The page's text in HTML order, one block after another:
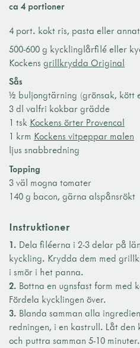
ca 4 portioner
4 port. kokt ris, pasta eller
500-600 g kycklinglårfilé eller
Kockens grillkrydda Original
Sås
½ buljongtärning (grönsak, kött
3 dl valfri kokbar grädde
1 tsk Kockens örter Provencal
1 krm Kockens vitpeppar malen
ljus snabbredning
Topping
3 väl mogna tomater
140 g bacon, gärna alspånsrökt
Instruktioner
1. Dela filéerna i 2-3 delar på
kyckling. Krydda dem med
i smör i het panna.
2. Bottna en ugnsfast form
Fördela kycklingen över.
3. Blanda samman alla
redningen, i en kastrull. Låt den
och puttra samman 5-10